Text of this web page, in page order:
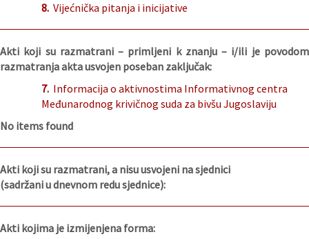
8. Vijećnička pitanja i inicijative
Akti koji su razmatrani – primljeni k znanju – i/ili je povodom
razmatranja akta usvojen poseban zaključak:
7. Informacija o aktivnostima Informativnog centra
Međunarodnog krivičnog suda za bivšu Jugoslaviju
No items found
Akti koji su razmatrani, a nisu usvojeni na sjednici
(sadržani u dnevnom redu sjednice):
Akti kojima je izmijenjena forma: